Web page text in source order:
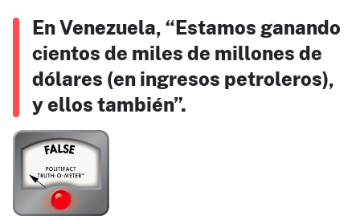
En Venezuela, “Estamos ganando
cientos de miles de millones de
dólares (en ingresos petroleros),
y ellos también”.